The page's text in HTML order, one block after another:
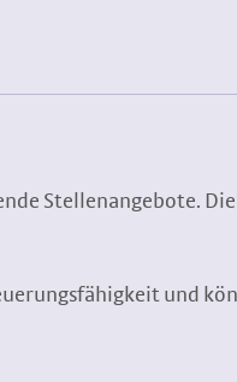
Stellenangebote.
und